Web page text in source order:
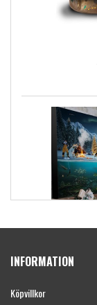
INFORMATION
Köpvillkor